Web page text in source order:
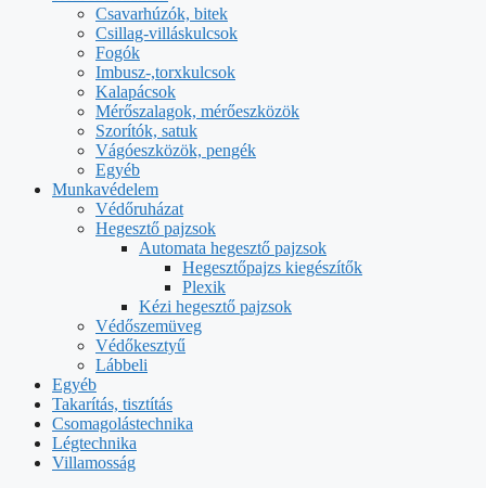
Csavarhúzók, bitek
Csillag-villáskulcsok
Fogók
Imbusz-,torxkulcsok
Kalapácsok
Mérőszalagok, mérőeszközök
Szorítók, satuk
Vágóeszközök, pengék
Egyéb
Munkavédelem
Védőruházat
Hegesztő pajzsok
Automata hegesztő pajzsok
Hegesztőpajzs kiegészítők
Plexik
Kézi hegesztő pajzsok
Védőszemüveg
Védőkesztyű
Lábbeli
Egyéb
Takarítás, tisztítás
Csomagolástechnika
Légtechnika
Villamosság